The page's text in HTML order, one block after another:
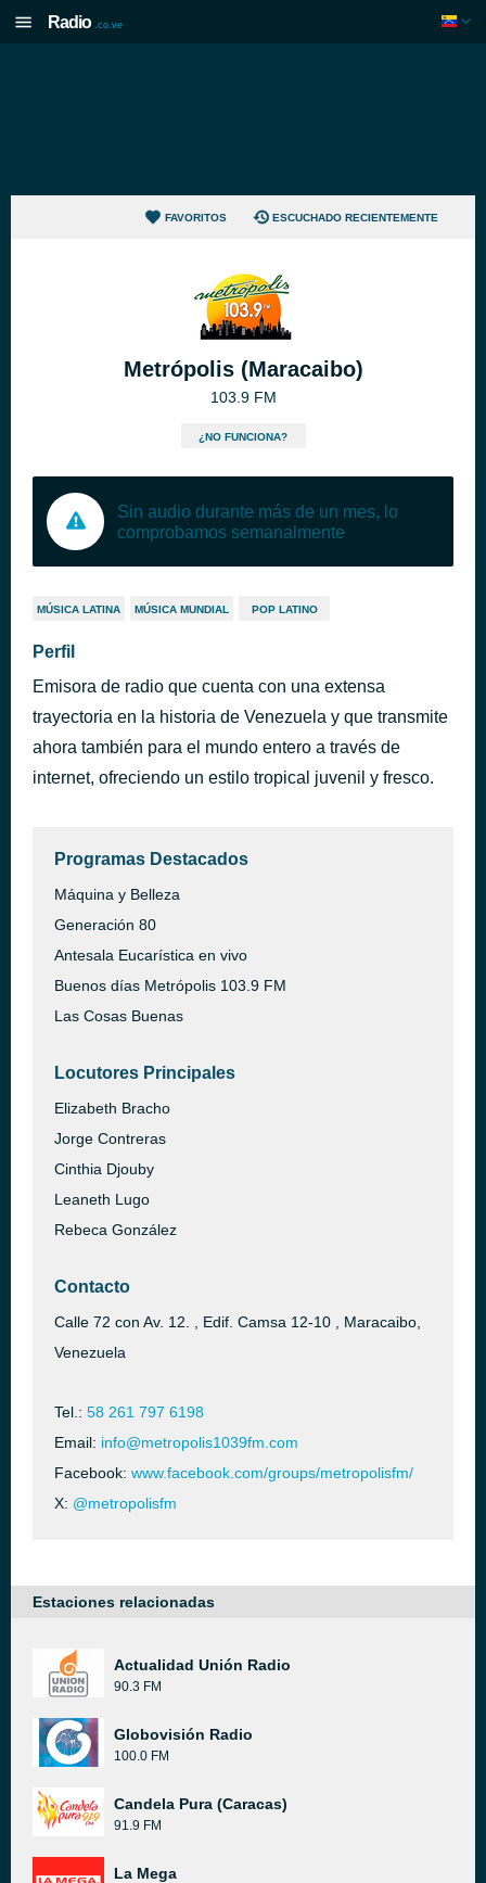
Radio .co.ve
FAVORITOS ESCUCHADO RECIENTEMENTE
Metrópolis (Maracaibo)
103.9 FM
¿NO FUNCIONA?
Sin audio durante más de un mes, lo
comprobamos semanalmente
MÚSICA LATINA MÚSICA MUNDIAL POP LATINO
Perfil
Emisora de radio que cuenta con una extensa
trayectoria en la historia de Venezuela y que transmite
ahora también para el mundo entero a través de
internet, ofreciendo un estilo tropical juvenil y fresco.
Programas Destacados
Máquina y Belleza
Generación 80
Antesala Eucarística en vivo
Buenos días Metrópolis 103.9 FM
Las Cosas Buenas
Locutores Principales
Elizabeth Bracho
Jorge Contreras
Cinthia Djouby
Leaneth Lugo
Rebeca González
Contacto
Calle 72 con Av. 12. , Edif. Camsa 12-10 , Maracaibo,
Venezuela
Tel.: 58 261 797 6198
Email: info@metropolis1039fm.com
Facebook: www.facebook.com/groups/metropolisfm/
X: @metropolisfm
Estaciones relacionadas
Actualidad Unión Radio
90.3 FM
Globovisión Radio
100.0 FM
Candela Pura (Caracas)
91.9 FM
La Mega